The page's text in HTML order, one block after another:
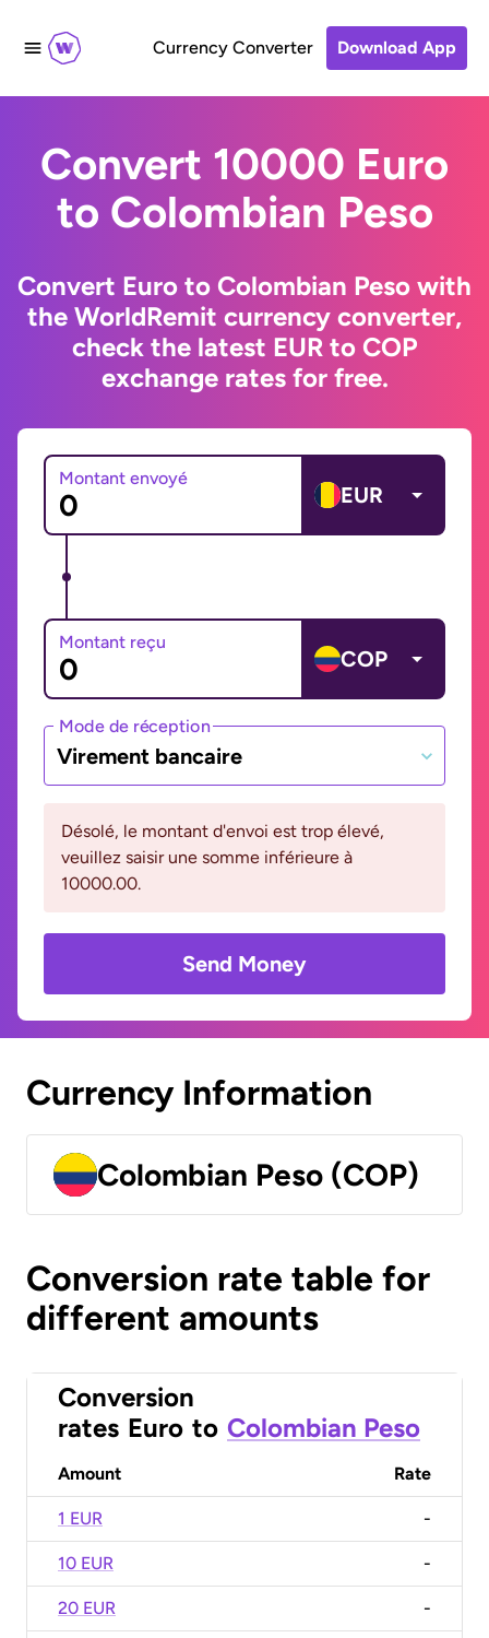
Currency Converter Download App
Convert 10000 Euro
to Colombian Peso
Convert Euro to Colombian Peso with
the WorldRemit currency converter,
check the latest EUR to COP
exchange rates for free.
Montant envoyé
EUR
Montant reçu
COP
Mode de réception
Virement bancaire
Désolé, le montant d'envoi est trop élevé,
veuillez saisir une somme inférieure à
10000.00.
Send Money
Currency Information
Colombian Peso (COP)
Conversion rate table for
different amounts
Conversion
rates Euro to Colombian Peso
Amount Rate
1 EUR -
10 EUR -
20 EUR -